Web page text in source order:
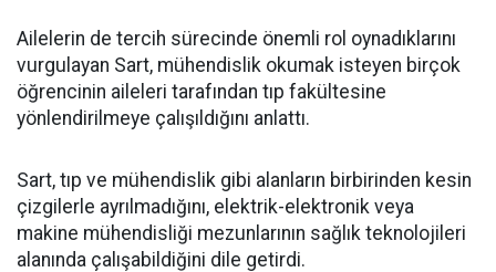
Ailelerin de tercih sürecinde önemli rol oynadıklarını
vurgulayan Sart, mühendislik okumak isteyen birçok
öğrencinin aileleri tarafından tıp fakültesine
yönlendirilmeye çalışıldığını anlattı.
Sart, tıp ve mühendislik gibi alanların birbirinden kesin
çizgilerle ayrılmadığını, elektrik-elektronik veya
makine mühendisliği mezunlarının sağlık teknolojileri
alanında çalışabildiğini dile getirdi.